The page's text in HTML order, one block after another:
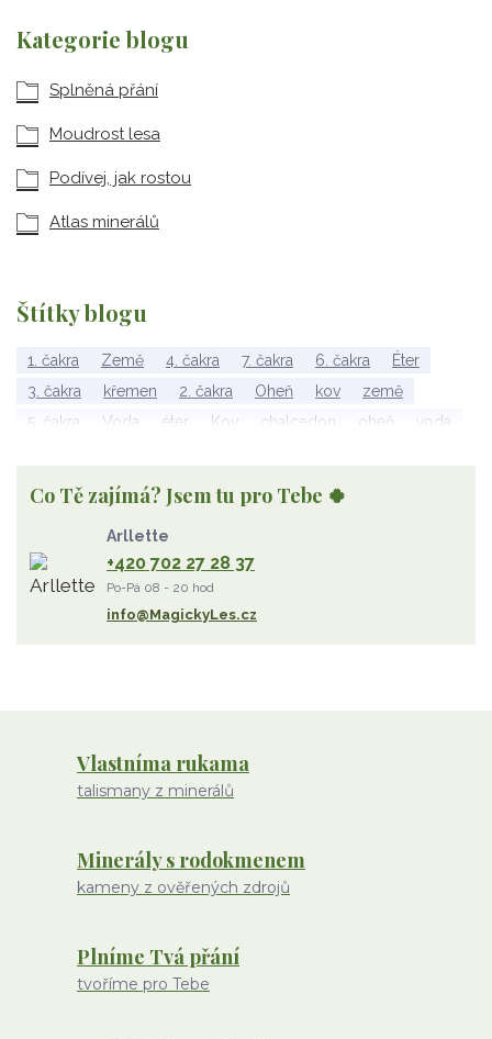
Kategorie blogu
Splněná přání
Moudrost lesa
Podívej, jak rostou
Atlas minerálů
Štítky blogu
1. čakra Země 4. čakra 7. čakra 6. čakra
Éter
3. čakra
křemen 2. čakra Oheň kov
země
5. čakra
Voda éter Kov chalcedon oheň
voda
Wu Xing
apatit
diamant
olivín
želva jahodový křemen
rodochrozit
červený achát
Co Tě zajímá? Jsem tu pro Tebe 🍀
Arllette
+420 702 27 28 37
Po-Pá 08 - 20 hod
info@MagickyLes.cz
Vlastníma rukama
talismany z minerálů
Minerály s rodokmenem
kameny z ověřených zdrojů
Plníme Tvá přání
tvoříme pro Tebe